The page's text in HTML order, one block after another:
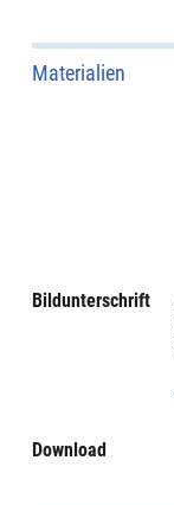
Materialien
Bildunterschrift
Download